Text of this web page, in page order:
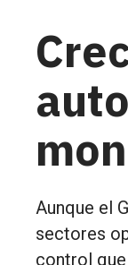
Aunque el
sectores
control que